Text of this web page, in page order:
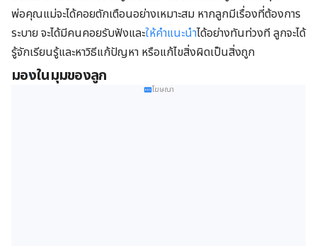
พ่อคุณแม่จะได้คอยตักเตือนอย่างเหมาะสม หากลูกมีเรื่องที่ต้องการ
ระบาย จะได้มีคนคอยรับฟังและให้คำแนะนำได้อย่างทันท่วงที ลูกจะได้
รู้จักเรียนรู้และหาวิธีแก้ปัญหา หรือแก้ไขสิ่งผิดเป็นสิ่งถูก
มองในมุมของลูก
โฆษณา